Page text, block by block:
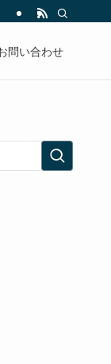
問い合わせ